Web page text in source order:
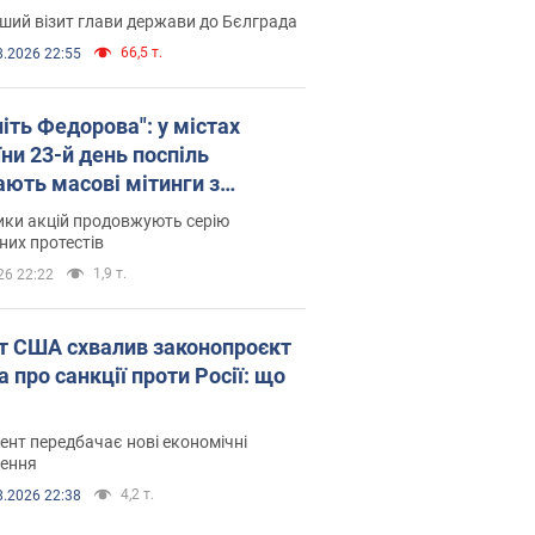
візит глави держави до Бєлграда
22:55 66,5 т.
Федорова": у містах
23-й день поспіль
масові мітинги з
Фото і відео
акцій продовжують серію
протестів
22:22 1,9 т.
США схвалив законопроєкт
про санкції проти Росії: що
передбачає нові економічні
22:38 4,2 т.